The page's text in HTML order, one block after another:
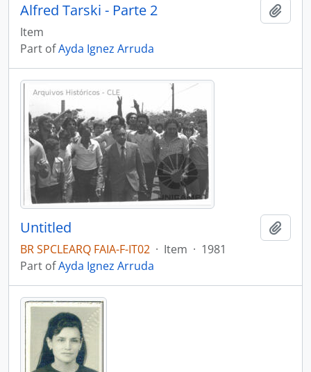
Alfred Tarski - Parte 2
Item
Part ofAyda Ignez Arruda
Untitled
BR SPCLEARQ FAIA-F-IT02 · Item · 1981
Part ofAyda Ignez Arruda